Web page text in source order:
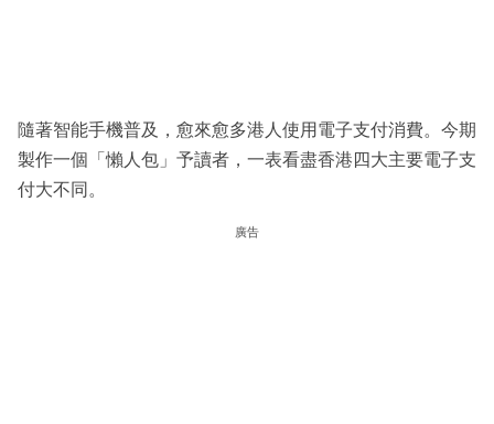
區
隨著智能手機普及，愈來愈多港人使用電子支付消費。今期
製作一個「懶人包」予讀者，一表看盡香港四大主要電子支
付大不同。
廣告